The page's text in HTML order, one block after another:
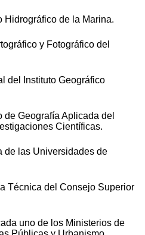
de la Marina.
y Fotográfico del
del Instituto Geográfico
Geografía Aplicada del
Científicas.
de las Universidades de
Técnica del Consejo Superior
uno de los Ministerios de